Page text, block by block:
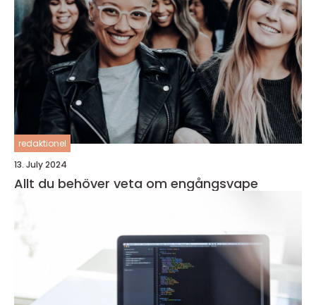
redaktionel
13. July 2024
Allt du behöver veta om engångsvape